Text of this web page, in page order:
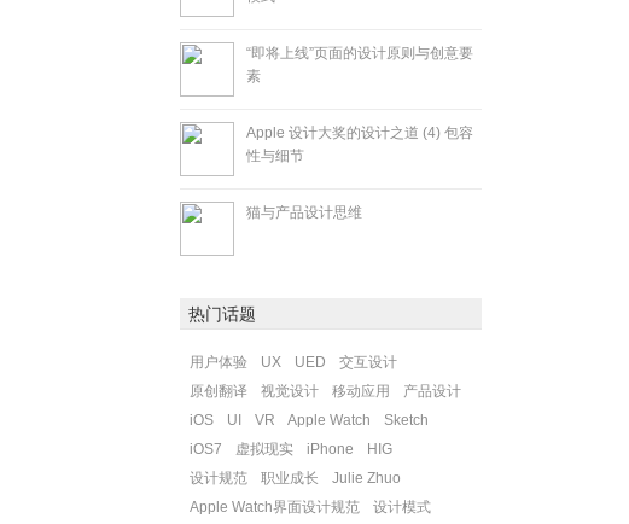
“即将上线”页面的设计原则与创意要
素
Apple 设计大奖的设计之道 (4) 包容
性与细节
猫与产品设计思维
热门话题
用户体验 UX UED
交互设计
原创翻译
视觉设计 移动应用
产品设计
iOS
UI VR Apple Watch
Sketch
iOS7
虚拟现实 iPhone
HIG
设计规范
职业成长
Julie Zhuo
Apple Watch界面设计规范
设计模式